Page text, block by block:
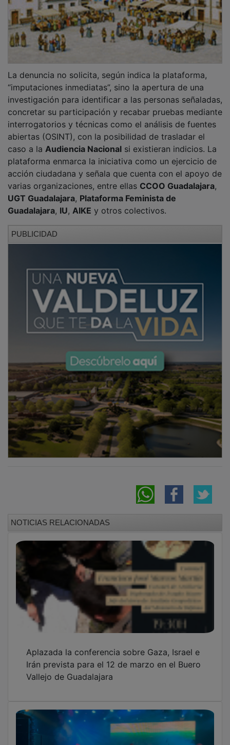
“imputaciones inmediatas”, sino la apertura de una
investigación para identificar a las personas señaladas,
concretar su participación y recabar pruebas mediante
interrogatorios y técnicas como el análisis de fuentes
abiertas (OSINT), con la posibilidad de trasladar el
caso a laAudiencia Nacionalsi existieran indicios. La
plataforma enmarca la iniciativa como un ejercicio de
acción ciudadana y señala que cuenta con el apoyo de
varias organizaciones, entre ellasCCOO Guadalajara,
UGT Guadalajara,Plataforma Feminista de
Guadalajara,IU,AIKEy otros colectivos.
Irán prevista para el 12 de marzo en el Buero
Vallejo de Guadalajara